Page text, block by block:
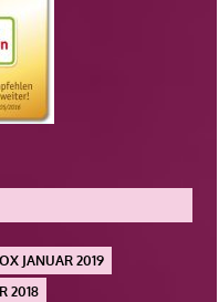
JANUAR 2019
2018